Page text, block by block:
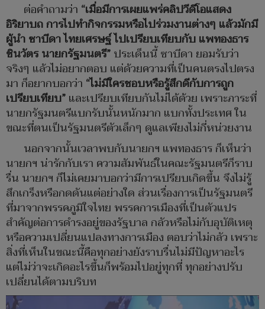
ต่อคำถามว่า “เมื่อมีการเผยแพร่คลิปวีดีโอแสดง
อิริยาบถ การไปทำกิจกรรมหรือไปร่วมงานต่างๆ แล้วมักมี
ผู้นำ ซาบีดา ไทยเศรษฐ์ ไปเปรียบเทียบกับ แพทองธาร
ชินวัตร นายกรัฐมนตรี”ประเด็นนี้ ซาบีดา ยอมรับว่า
จริงๆ แล้วไม่อยากตอบ แต่ด้วยความที่เป็นคนตรงไปตรง
มา ก็อยากบอกว่า “ไม่มีใครชอบหรือรู้สึกดีกับการถูก
เปรียบเทียบ”และเปรียบเทียบกันไม่ได้ด้วย เพราะภาระที่
นายกรัฐมนตรีแบกรับนั้นหนักมาก แบกทั้งประเทศ ใน
ขณะที่ตนเป็นรัฐมนตรีตัวเล็กๆ ดูแลเพียงไม่กี่หน่วยงาน
นอกจากนั้นเวลาพบกับนายกฯ แพทองธาร ก็เห็นว่า
นายกฯ น่ารักกับเรา ความสัมพันธ์ในคณะรัฐมนตรีก็ราบ
รื่น นายกฯ ก็ไม่เคยมาบอกว่ามีการเปรียบเกิดขึ้น จึงไม่รู้
สึกเกร็งหรือกดดันแต่อย่างใด ส่วนเรื่องการเป็นรัฐมนตรี
ที่มาจากพรรคภูมิใจไทย พรรคการเมืองที่เป็นตัวแปร
สำคัญต่อการดำรงอยู่ของรัฐบาล กลัวหรือไม่กับอุบัติเหตุ
หรือความเปลี่ยนแปลงทางการเมือง ตอบว่าไม่กลัว เพราะ
สิ่งที่เห็นในขณะนี้คือทุกอย่างยังราบรื่นไม่มีปัญหาอะไร
แต่ไม่ว่าจะเกิดอะไรขึ้นก็พร้อมไปอยู่ทุกที่ ทุกอย่างปรับ
เปลี่ยนได้ตามบริบท